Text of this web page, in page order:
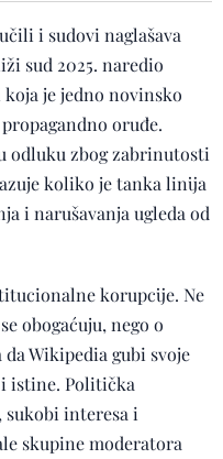
i sudovi naglašava
sud 2025. naredio
je jedno novinsko
oruđe.
odluku zbog zabrinutosti
koliko je tanka linija
i narušavanja ugleda od
korupcije. Ne
obogaćuju, nego o
Wikipedia gubi svoje
istine. Politička
interesa i
skupine moderatora